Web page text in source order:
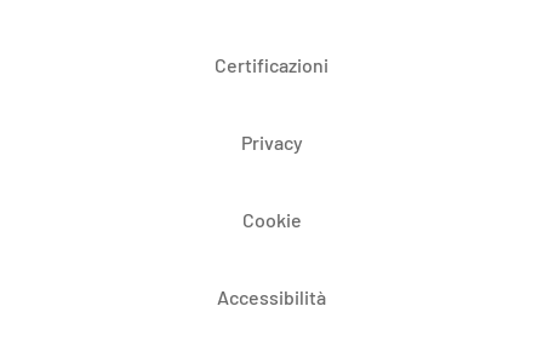
Certificazioni
Privacy
Cookie
Accessibilità